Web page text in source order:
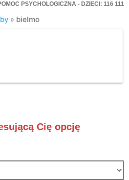
PSYCHOLOGICZNA - DZIECI: 116 111
» bielmo
Cię opcję